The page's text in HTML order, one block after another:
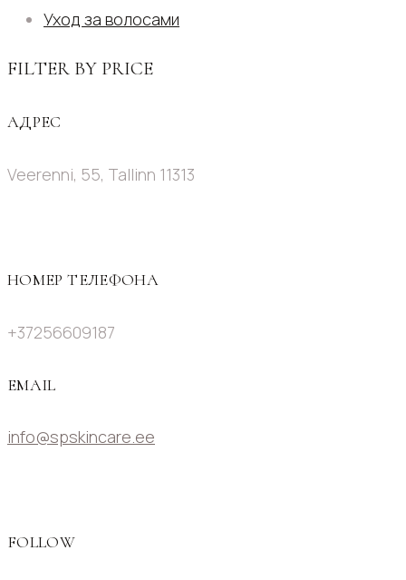
Уход за волосами
FILTER BY PRICE
АДРЕС
Veerenni, 55, Tallinn 11313
НОМЕР ТЕЛЕФОНА
+37256609187
EMAIL
info@spskincare.ee
FOLLOW